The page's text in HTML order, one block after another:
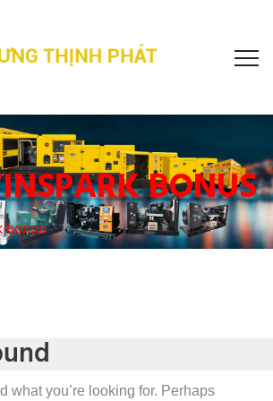
BONUS
bonus
what you’re looking for. Perhaps